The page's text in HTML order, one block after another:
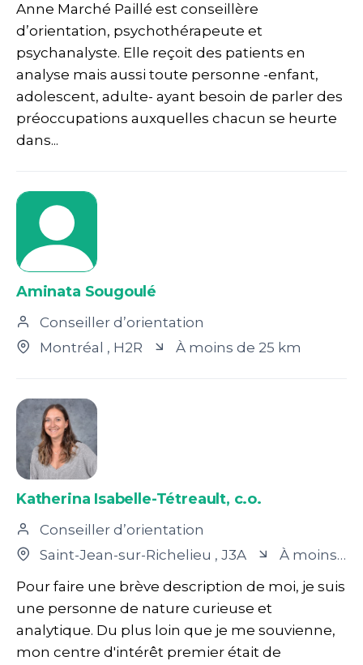
Anne Marché Paillé est conseillère
d’orientation, psychothérapeute et
psychanalyste. Elle reçoit des patients en
analyse mais aussi toute personne -enfant,
adolescent, adulte- ayant besoin de parler des
préoccupations auxquelles chacun se heurte
dans...
Aminata Sougoulé
Conseiller d’orientation
Montréal , H2R À moins de 25 km
Katherina Isabelle-Tétreault, c.o.
Conseiller d’orientation
Saint-Jean-sur-Richelieu , J3A
À moins de 25 km
Pour faire une brève description de moi, je suis
une personne de nature curieuse et
analytique. Du plus loin que je me souvienne,
mon centre d'intérêt premier était de